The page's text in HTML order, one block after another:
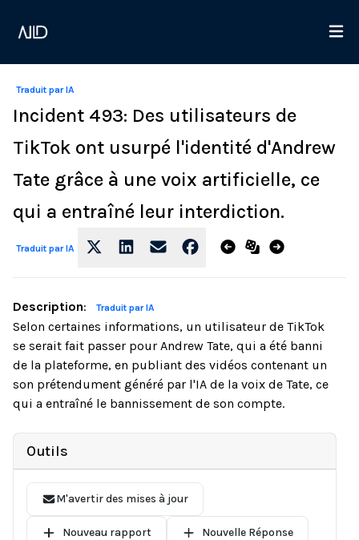
Traduit par IA
Incident 493: Des utilisateurs de
TikTok ont usurpé l'identité d'Andrew
Tate grâce à une voix artificielle, ce
qui a entraîné leur interdiction.
Traduit par IA
Description: Traduit par IA
Selon certaines informations, un utilisateur de TikTok
se serait fait passer pour Andrew Tate, qui a été banni
de la plateforme, en publiant des vidéos contenant un
son prétendument généré par l'IA de la voix de Tate, ce
qui a entraîné le bannissement de son compte.
Outils
M'avertir des mises à jour
Nouveau rapport Nouvelle Réponse